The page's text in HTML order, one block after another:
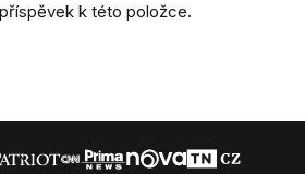
k této položce.